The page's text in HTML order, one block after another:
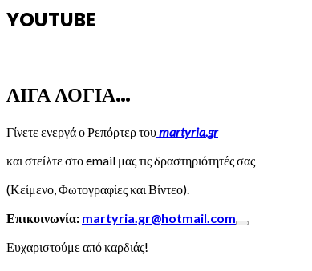
YOUTUBE
ΛΙΓΑ ΛΟΓΙΑ…
Γίνετε ενεργά ο Ρεπόρτερ τουmartyria.gr
και στείλτε στο email μας τις δραστηριότητές σας
(Κείμενο, Φωτογραφίες και Βίντεο).
Επικοινωνία: martyria.gr@hotmail.com
Ευχαριστούμε από καρδιάς!